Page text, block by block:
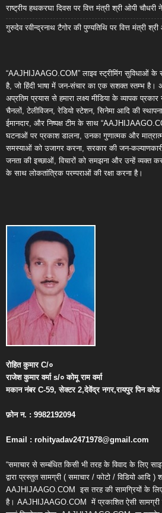
राष्ट्रीय हथकरघा दिवस पर वित्त मंत्री श्री ओपी
गुरुदेव रवीन्द्रनाथ टैगोर की पुण्यतिथि पर वित्त मंत्री
“AAJHIJAAGO.COM” लाइव स्ट्रीमिंग सुविधाओं के
है, जो हिंदी भाषा में जन-संचार का एक सशक्त स्तम्भ है।
अप्रतिम प्रयास से हमारा लक्ष्य मीडिया के व्यापक
चैनलों, टेलीविजन, रेडियो स्टेशन, सिनेमा आदि की
ईमानदार, और निष्पक्ष टीम के साथ
घटनाओं पर प्रकाश डालना, उनका गुणात्मक और
समस्याओं को उजागर करना, सरकार की जन-
जनता की इच्छाओं, विचारों को समझना और उन्हें व्यक्त
के साथ लोकतांत्रिक परम्पराओं की रक्षा करना है।
रोहित कुमारC/०
राजेश कुमार वर्माs/० कोमू राम वर्मा
मकान नंबरC-59,सेक्टर2,देवेंद्र नगर,रायपुर पिन कोड
फ़ोन न. : 9982192094
Email : rohityadav2471978@gmail.com
“समाचार से सम्बंधित किसी भी तरह के विवाद के लिए
द्वारा प्रस्तुत सामग्री ( समाचार / फोटो / विडियो आदि )
AAJHIJAAGO.COM इस तरह की सामग्रियों के लिए
है। AAJHIJAAGO.COM में प्रकाशित ऐसी